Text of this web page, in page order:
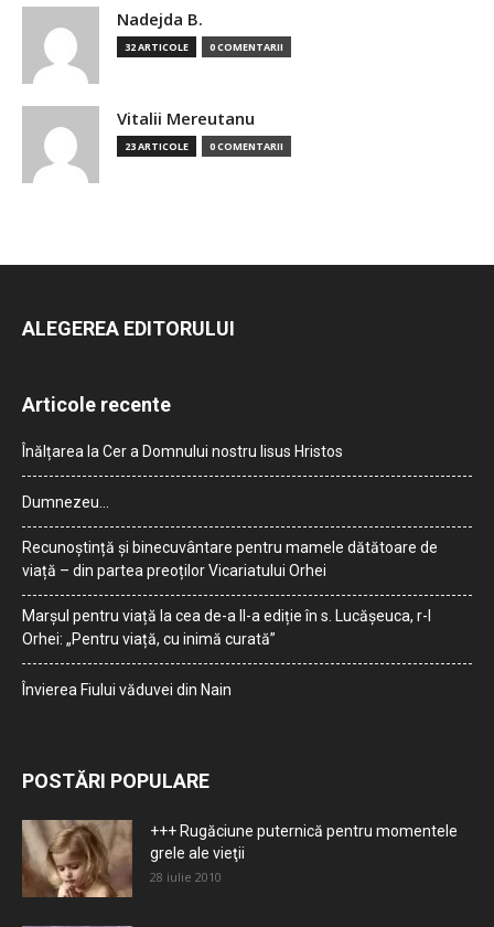
Nadejda B.
32 ARTICOLE 0 COMENTARII
Vitalii Mereutanu
23 ARTICOLE 0 COMENTARII
ALEGEREA EDITORULUI
Articole recente
Înălțarea la Cer a Domnului nostru Iisus Hristos
Dumnezeu…
Recunoștință și binecuvântare pentru mamele dătătoare de
viață – din partea preoților Vicariatului Orhei
Marșul pentru viață la cea de-a II-a ediție în s. Lucășeuca, r-l
Orhei: „Pentru viață, cu inimă curată”
Învierea Fiului văduvei din Nain
POSTĂRI POPULARE
+++ Rugăciune puternică pentru momentele
grele ale vieţii
28 iulie 2010